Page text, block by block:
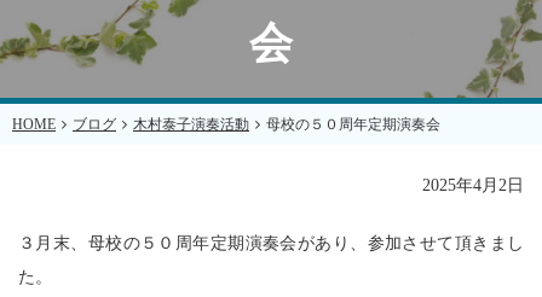
会
HOME ブログ 木村泰子演奏活動 母校の５０周年定期演奏会
2025年4月2日
３月末、母校の５０周年定期演奏会があり、参加させて頂きまし
た。